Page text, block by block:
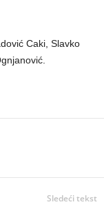
Caki, Slavko
Sledeći tekst